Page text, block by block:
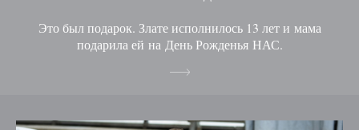
Это был подарок. Злате исполнилось 13 лет и мама
подарила ей на День Рожденья НАС.